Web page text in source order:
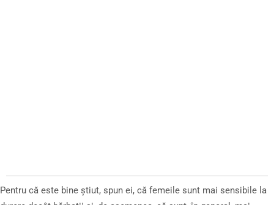
Pentru că este bine știut, spun ei, că femeile sunt mai sensibile la